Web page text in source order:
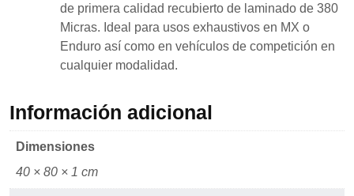
de primera calidad recubierto de laminado de 380
Micras. Ideal para usos exhaustivos en MX o
Enduro así como en vehículos de competición en
cualquier modalidad.
Información adicional
Dimensiones
40 × 80 × 1 cm
Marketing
Al compartir tus
intereses y
comportamiento
aumentas la
ver contenido y
ofertas
personalizados.